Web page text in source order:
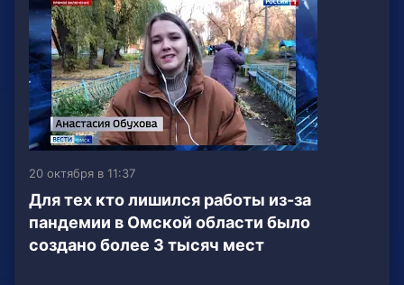
20 октября в 11:37
Для тех кто лишился работы из-за
пандемии в Омской области было
создано более 3 тысяч мест